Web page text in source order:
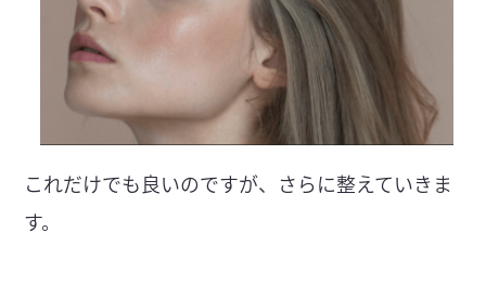
これだけでも良いのですが、さらに整えていきま
す。